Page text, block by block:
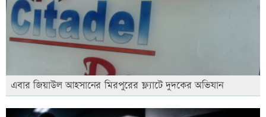
এবার জিয়াউল আহসানের মিরপুরের ফ্ল্যাটে দুদকের অভিযান